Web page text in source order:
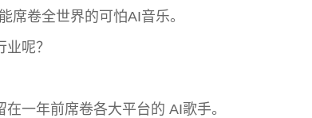
卷全世界的可怕AI音乐。
呢？
一年前席卷各大平台的 AI歌手。